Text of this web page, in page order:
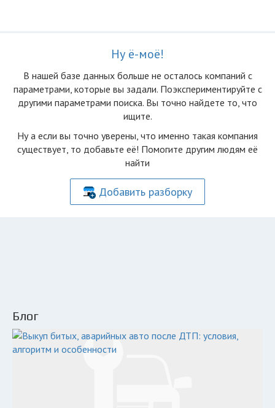
Ну ё-моё!
В нашей базе данных больше не осталоcь компаний с
параметрами, которые вы задали. Поэкспериментируйте с
другими параметрами поиска. Вы точно найдете то, что
ищите.
Ну а если вы точно уверены, что именно такая компания
существует, то добавьте её! Помогите другим людям её
найти
Добавить разборку
Блог